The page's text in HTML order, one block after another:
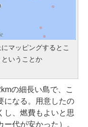
マッピングするとこ
いうことか
の細長い島で、こ
になる。用意したの
し、燃費もよいと思
代が安かった）。